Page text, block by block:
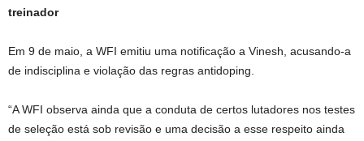
treinador
Em 9 de maio, a WFI emitiu uma notificação a Vinesh, acusando-a
de indisciplina e violação das regras antidoping.
“A WFI observa ainda que a conduta de certos lutadores nos testes
de seleção está sob revisão e uma decisão a esse respeito ainda